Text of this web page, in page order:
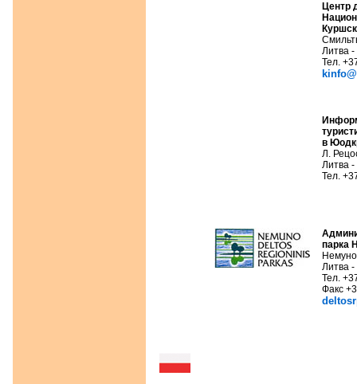
Центр
Литва
Тел.
в
Л.
Литва
Тел.
парка
Литва
Тел.
Факс